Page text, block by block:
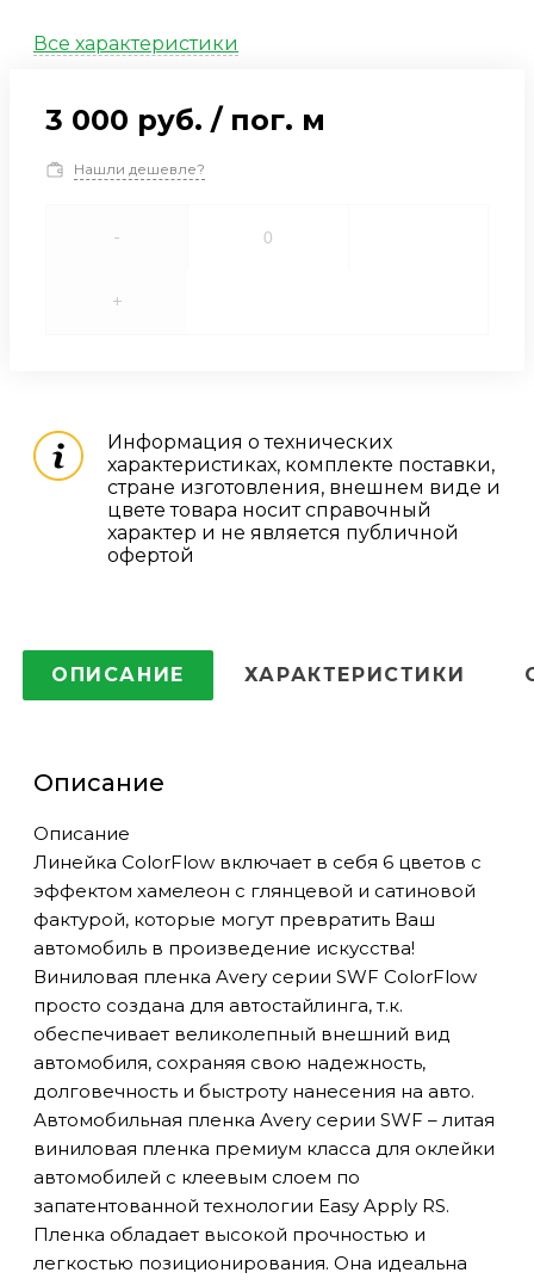
Все характеристики
3 000 руб. / пог. м
Нашли дешевле?
-
+
Информация о технических
характеристиках, комплекте поставки,
стране изготовления, внешнем виде и
цвете товара носит справочный
характер и не является публичной
офертой
ОПИСАНИЕ ХАРАКТЕРИСТИКИ
Описание
Описание
Линейка ColorFlow включает в себя 6 цветов с
эффектом хамелеон с глянцевой и сатиновой
фактурой, которые могут превратить Ваш
автомобиль в произведение искусства!
Виниловая пленка Avery серии SWF ColorFlow
просто создана для автостайлинга, т.к.
обеспечивает великолепный внешний вид
автомобиля, сохраняя свою надежность,
долговечность и быстроту нанесения на авто.
Автомобильная пленка Avery серии SWF – литая
виниловая пленка премиум класса для оклейки
автомобилей с клеевым слоем по
запатентованной технологии Easy Apply RS.
Пленка обладает высокой прочностью и
легкостью позиционирования. Она идеальна